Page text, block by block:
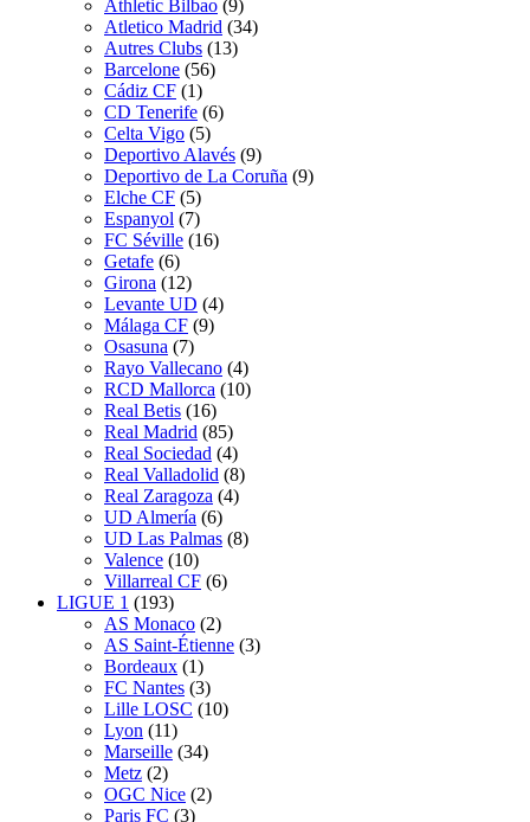
Athletic Bilbao (9)
Atletico Madrid (34)
Autres Clubs (13)
Barcelone (56)
Cádiz CF (1)
CD Tenerife (6)
Celta Vigo (5)
Deportivo Alavés (9)
Deportivo de La Coruña (9)
Elche CF (5)
Espanyol (7)
FC Séville (16)
Getafe (6)
Girona (12)
Levante UD (4)
Málaga CF (9)
Osasuna (7)
Rayo Vallecano (4)
RCD Mallorca (10)
Real Betis (16)
Real Madrid (85)
Real Sociedad (4)
Real Valladolid (8)
Real Zaragoza (4)
UD Almería (6)
UD Las Palmas (8)
Valence (10)
Villarreal CF (6)
LIGUE 1 (193)
AS Monaco (2)
AS Saint-Étienne (3)
Bordeaux (1)
FC Nantes (3)
Lille LOSC (10)
Lyon (11)
Marseille (34)
Metz (2)
OGC Nice (2)
Paris FC (3)